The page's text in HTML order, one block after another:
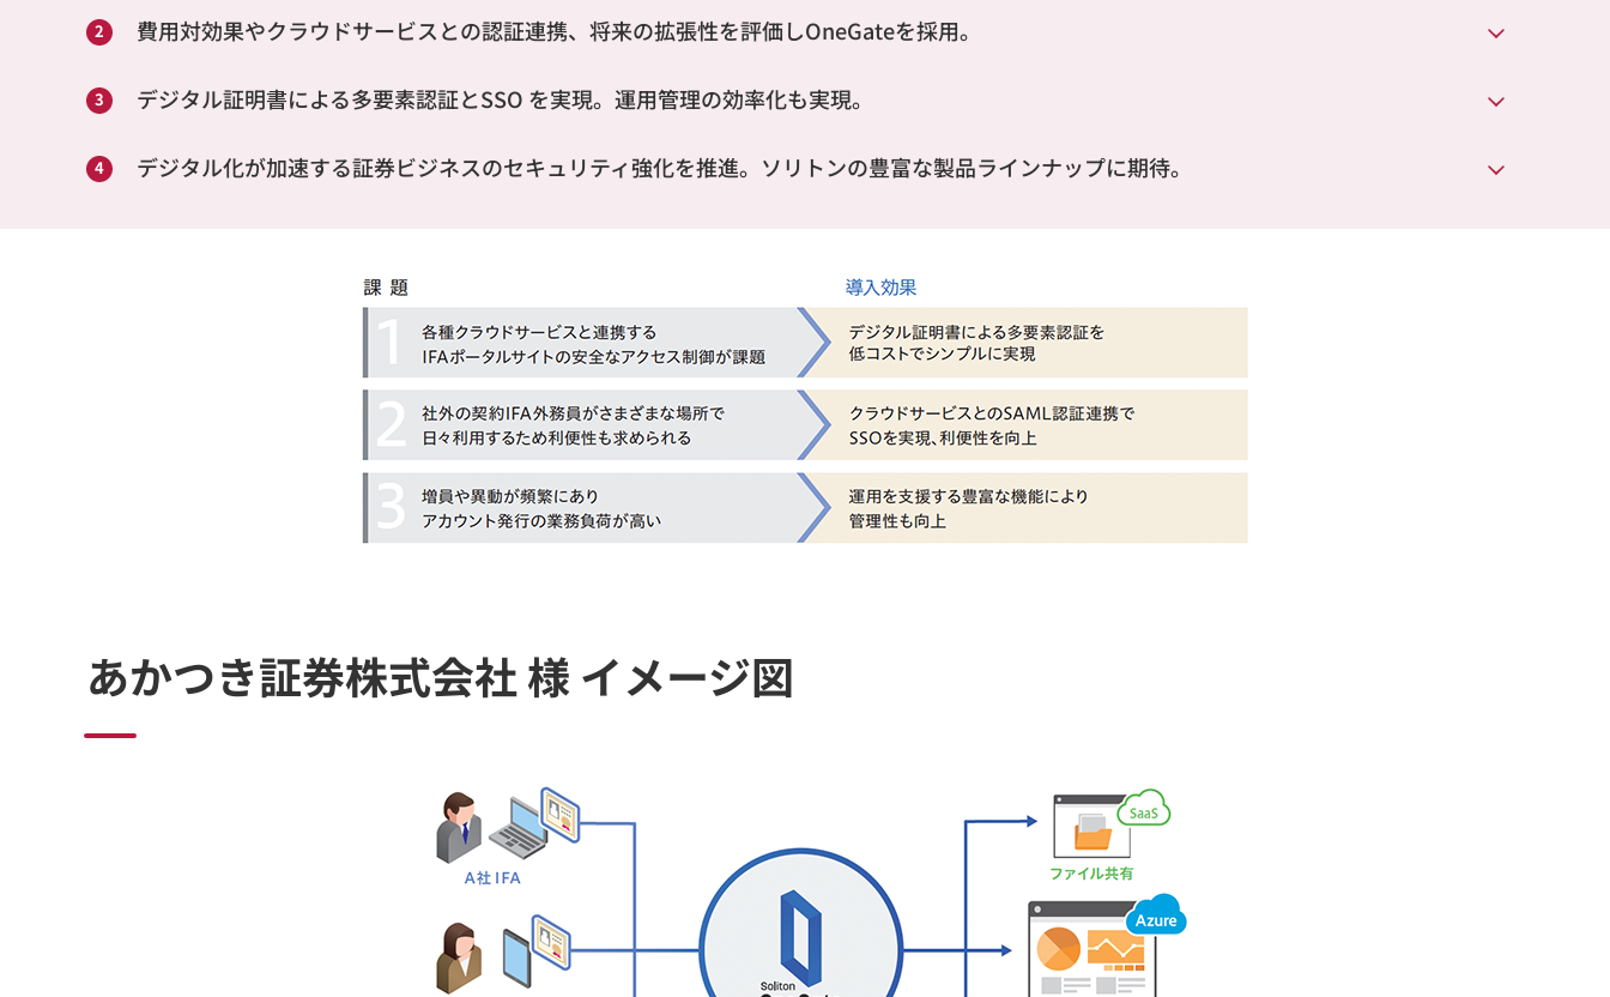
費用対効果やクラウドサービスとの認証連携、将来の拡張性を評価しOneGateを採用。
デジタル証明書による多要素認証とSSO を実現。運用管理の効率化も実現。
デジタル化が加速する証券ビジネスのセキュリティ強化を推進。ソリトンの豊富な製品ラインナップに期待。
あかつき証券株式会社 様 イメージ図